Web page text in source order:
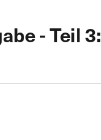
- Teil 3: